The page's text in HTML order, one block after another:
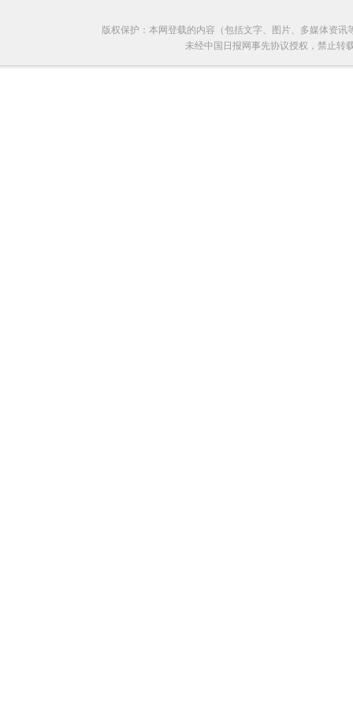
版权保护：本网登载的内容（包括文字、图片、多媒体资
未经中国日报网事先协议授权，禁止转